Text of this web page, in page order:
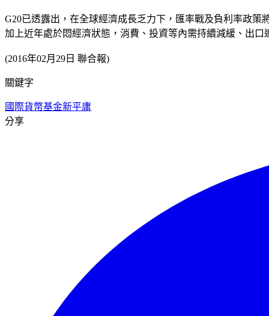
G20已透露出，在全球經濟成長乏力下，匯率戰及負利率政策
加上近年處於悶經濟狀態，消費、投資等內需持續減緩、出
(2016年02月29日 聯合報)
關鍵字
國際貨幣基金新平庸
分享